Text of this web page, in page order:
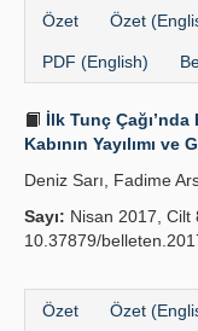
Özet Özet
PDF (English)
İlk Tunç Çağı’nda
Kabının Yayılımı ve
Deniz Sarı, Fadime
Sayı: Nisan 2017, Cilt
10.37879/
Özet Özet